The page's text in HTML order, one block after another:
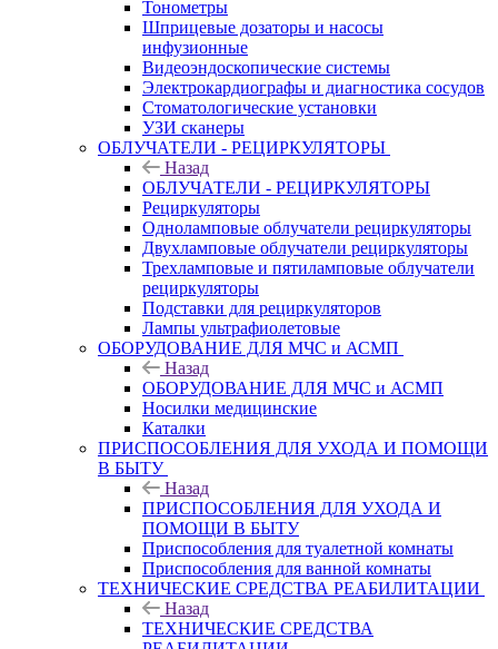
Тонометры
Шприцевые дозаторы и насосы
инфузионные
Видеоэндоскопические системы
Электрокардиографы и диагностика сосудов
Стоматологические установки
УЗИ сканеры
ОБЛУЧАТЕЛИ - РЕЦИРКУЛЯТОРЫ
Назад
ОБЛУЧАТЕЛИ - РЕЦИРКУЛЯТОРЫ
Рециркуляторы
Одноламповые облучатели рециркуляторы
Двухламповые облучатели рециркуляторы
Трехламповые и пятиламповые облучатели
рециркуляторы
Подставки для рециркуляторов
Лампы ультрафиолетовые
ОБОРУДОВАНИЕ ДЛЯ МЧС и АСМП
Назад
ОБОРУДОВАНИЕ ДЛЯ МЧС и АСМП
Носилки медицинские
Каталки
ПРИСПОСОБЛЕНИЯ ДЛЯ УХОДА И ПОМОЩИ
В БЫТУ
Назад
ПРИСПОСОБЛЕНИЯ ДЛЯ УХОДА И
ПОМОЩИ В БЫТУ
Приспособления для туалетной комнаты
Приспособления для ванной комнаты
ТЕХНИЧЕСКИЕ СРЕДСТВА РЕАБИЛИТАЦИИ
Назад
ТЕХНИЧЕСКИЕ СРЕДСТВА